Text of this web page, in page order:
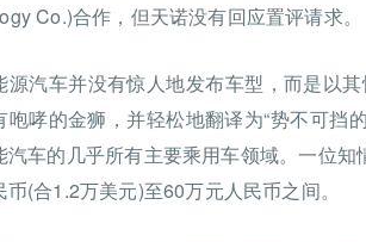
Co.)合作，但天诺没有回应置评请求。
源汽车并没有惊人地发布车型，而是以
咆哮的金狮，并轻松地翻译为“势不可挡
汽车的几乎所有主要乘用车领域。一位
(合1.2万美元)至60万元人民币之间。